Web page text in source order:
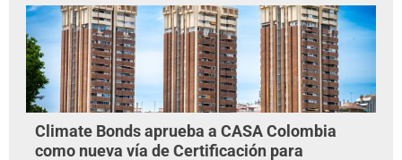
Climate Bonds aprueba a CASA Colombia
como nueva vía de Certificación para